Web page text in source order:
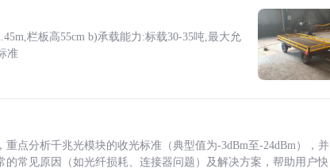
栏板高55cm b)承载能力:标载30-35吨,最大允
准
点分析千兆光模块的收光标准（典型值为-3dBm至-24dBm），并
常见原因（如光纤损耗、连接器问题）及解决方案，帮助用户快